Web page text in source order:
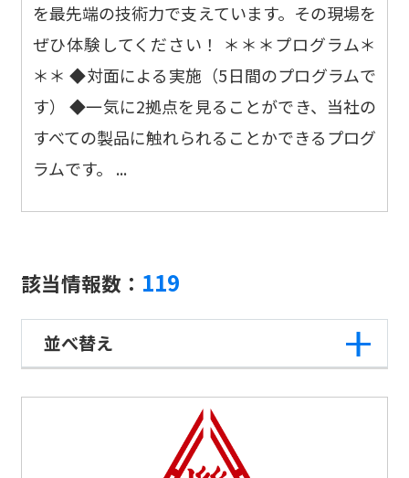
を最先端の技術力で支えています。その現場を
ぜひ体験してください！ ＊＊＊プログラム＊
＊＊ ◆対面による実施（5日間のプログラムで
す） ◆一気に2拠点を見ることができ、当社の
すべての製品に触れられることかできるプログ
ラムです。 ...
該当情報数： 119
並べ替え